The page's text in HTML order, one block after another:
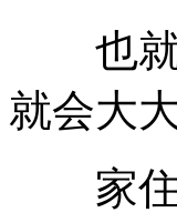
也就
就会大
家住